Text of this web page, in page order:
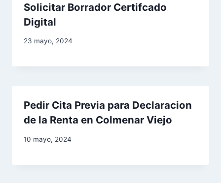
a
Solicitar Borrador Certifcado
Digital
23 mayo, 2024
Pedir Cita Previa para Declaracion
de la Renta en Colmenar Viejo
10 mayo, 2024